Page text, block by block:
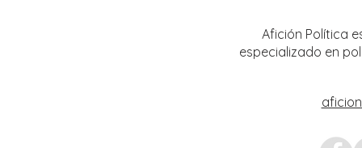
julio
Afición Política
especializado en